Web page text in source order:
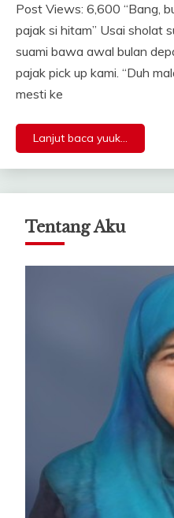
Post Views: 6,600 “Bang,
pajak si hitam” Usai sholat
suami bawa awal bulan
pajak pick up kami. “Duh
mesti ke
Lanjut baca yuuk...
Tentang Aku